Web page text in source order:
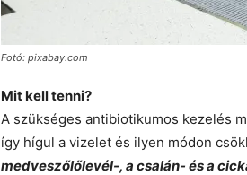
Fotó: pixabay.com
Mit kell tenni?
A szükséges antibiotikumos kezelés
így hígul a vizelet és ilyen módon
medveszőlőlevél-, a csalán- és a